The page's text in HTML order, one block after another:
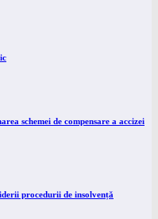
schemei de compensare a accizei
procedurii de insolvență